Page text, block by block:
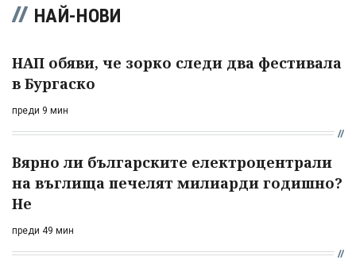
НАЙ-НОВИ
НАП обяви, че зорко следи два фестивала
в Бургаско
преди 9 мин
Вярно ли българските електроцентрали
на въглища печелят милиарди годишно?
Не
преди 49 мин